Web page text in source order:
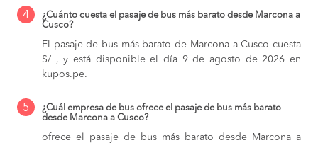
4
¿Cuánto cuesta el pasaje de bus más barato desde Marcona a
Cusco?
El pasaje de bus más barato de Marcona a Cusco cuesta
S/ , y está disponible el día 9 de agosto de 2026 en
kupos.pe.
5
¿Cuál empresa de bus ofrece el pasaje de bus más barato
desde Marcona a Cusco?
ofrece el pasaje de bus más barato desde Marcona a